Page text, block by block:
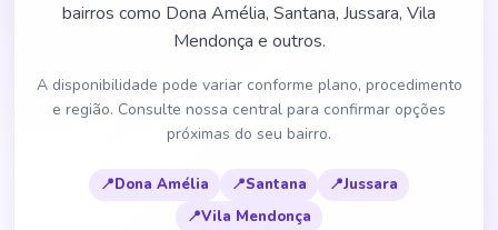
bairros como Dona Amélia, Santana, Jussara, Vila
Mendonça e outros.
A disponibilidade pode variar conforme plano, procedimento
e região. Consulte nossa central para confirmar opções
próximas do seu bairro.
📍Dona Amélia 📍Santana 📍Jussara
📍Vila Mendonça